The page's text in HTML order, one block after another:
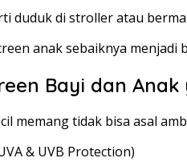
duduk di stroller atau
anak sebaiknya
Bayi dan
memang tidak bisa asal
& UVB Protection)